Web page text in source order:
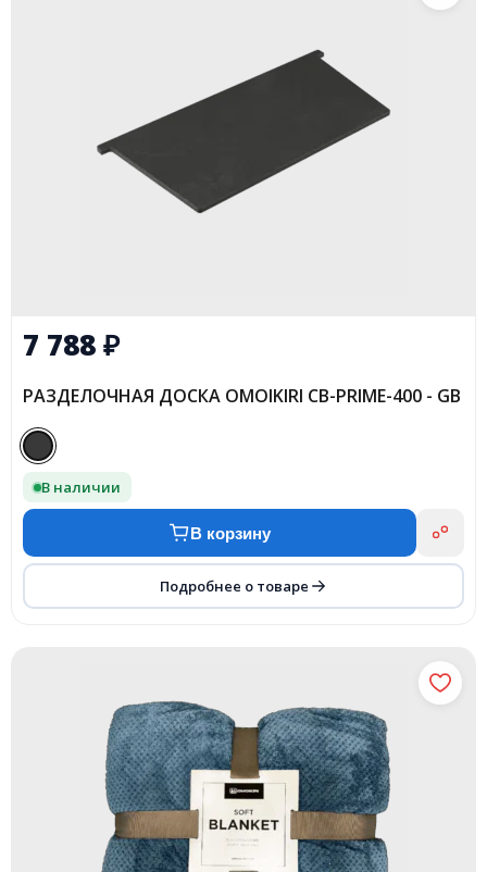
7 788₽
РАЗДЕЛОЧНАЯ ДОСКА OMOIKIRI CB-PRIME-400 - GB
В наличии
В корзину
Подробнее о товаре